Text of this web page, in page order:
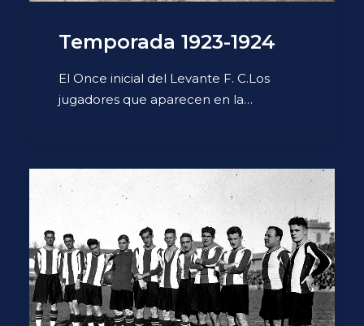
Temporada 1923-1924
El Once inicial del Levante F. C.Los
jugadores que aparecen en la…